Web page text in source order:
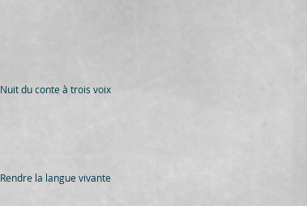
Nuit du conte à trois voix
Rendre la langue vivante